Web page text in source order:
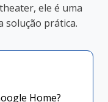
ele é uma
solução prática.
Home?